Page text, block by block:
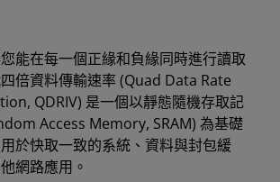
能在每一個正緣和負緣同時進行讀取
倍資料傳輸速率 (Quad Data Rate
QDRIV) 是一個以靜態隨機存取記
Access Memory, SRAM) 為基礎
於快取一致的系統、資料與封包緩
網路應用。